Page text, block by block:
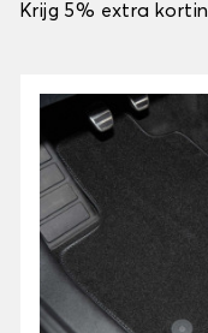
Krijg 5% extra